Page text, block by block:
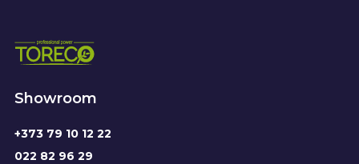
Showroom
+373 79 10 12 22
022 82 96 29